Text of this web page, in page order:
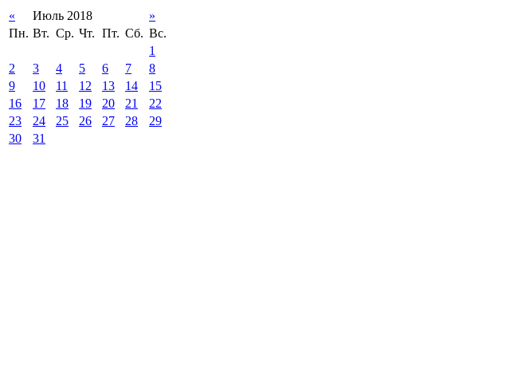
« Июль 2018
»
Пн. Вт. Ср. Чт. Пт. Сб. Вс.
1
2
3 4 5 6 7
8
9
10 11 12 13 14
15
16
17 18 19 20 21
22
23
24 25 26 27 28
29
30
31